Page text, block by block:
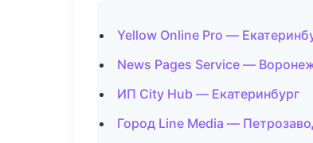
Yellow Online Pro —
News Pages Service —
ИП City Hub — Екатеринбург
Город Line Media —